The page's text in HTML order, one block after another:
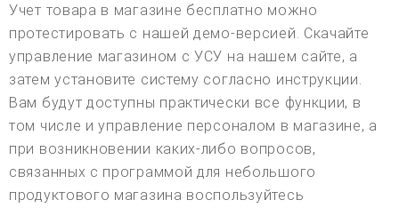
Учет товара в магазине бесплатно можно
протестировать с нашей демо-версией. Скачайте
управление магазином с УСУ на нашем сайте, а
затем установите систему согласно инструкции.
Вам будут доступны практически все функции, в
том числе и управление персоналом в магазине, а
при возникновении каких-либо вопросов,
связанных с программой для небольшого
продуктового магазина воспользуйтесь